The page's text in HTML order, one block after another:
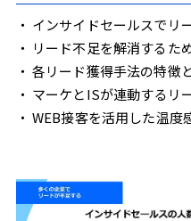
インサイドセールスでリ
リード不足を解消するた
各リード獲得手法の特徴
マーケとISが連動するリ
WEB接客を活用した温度